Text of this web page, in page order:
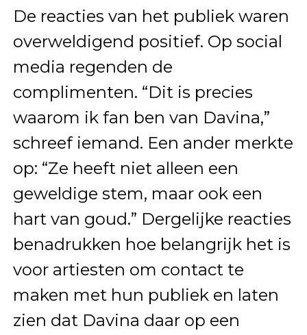
De reacties van het publiek waren
overweldigend positief. Op social
media regenden de
complimenten. “Dit is precies
waarom ik fan ben van Davina,”
schreef iemand. Een ander merkte
op: “Ze heeft niet alleen een
geweldige stem, maar ook een
hart van goud.” Dergelijke reacties
benadrukken hoe belangrijk het is
voor artiesten om contact te
maken met hun publiek en laten
zien dat Davina daar op een